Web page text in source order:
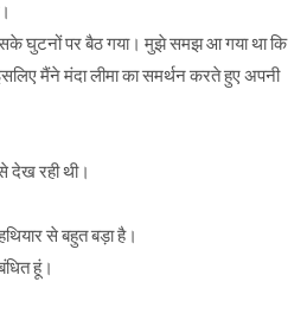
घुटनों पर बैठ गया। मुझे समझ आ गया था कि
मैंने मंदा लीमा का समर्थन करते हुए अपनी
देख रही थी।
से बहुत बड़ा है।
हूं।